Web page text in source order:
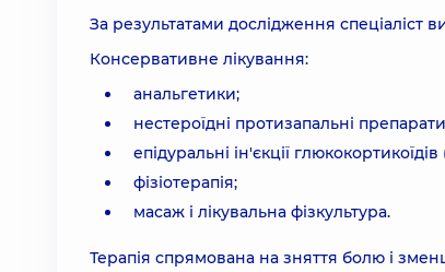
За результатами дослідження спеціаліст
Консервативне лікування:
анальгетики;
нестероїдні протизапальні
епідуральні ін'єкції
фізіотерапія;
масаж і лікувальна фізкультура.
Терапія спрямована на зняття болю і